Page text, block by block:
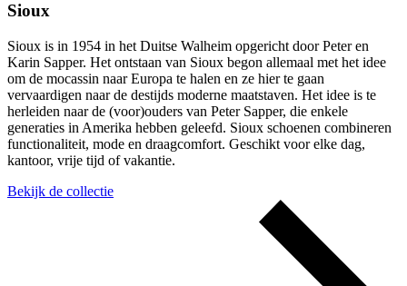
Sioux
Sioux is in 1954 in het Duitse Walheim opgericht door Peter en
Karin Sapper. Het ontstaan van Sioux begon allemaal met het idee
om de mocassin naar Europa te halen en ze hier te gaan
vervaardigen naar de destijds moderne maatstaven. Het idee is te
herleiden naar de (voor)ouders van Peter Sapper, die enkele
generaties in Amerika hebben geleefd. Sioux schoenen combineren
functionaliteit, mode en draagcomfort. Geschikt voor elke dag,
kantoor, vrije tijd of vakantie.
Bekijk de collectie